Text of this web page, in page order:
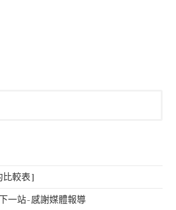
較表]
一站-感謝媒體報導